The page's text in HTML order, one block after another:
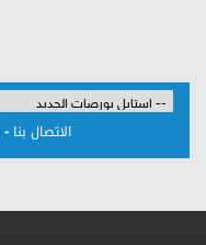
الاتصال بنا -